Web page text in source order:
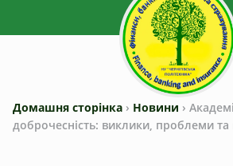
Домашня сторінка › Новини ›
доброчесність: виклики, проблеми та